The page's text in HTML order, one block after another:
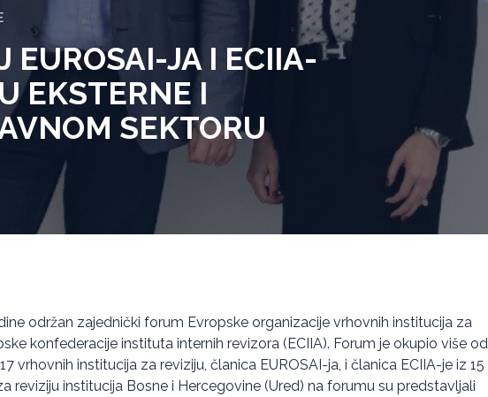
EUROSAI-JA I ECIIA-
EKSTERNE I
SEKTORU
održan zajednički forum Evropske organizacije vrhovnih institucija za
konfederacije instituta internih revizora (ECIIA). Forum je okupio više od
vrhovnih institucija za reviziju, članica EUROSAI-ja, i članica ECIIA-je iz 15
reviziju institucija Bosne i Hercegovine (Ured) na forumu su predstavljali